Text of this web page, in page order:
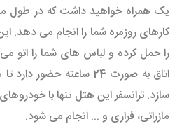
یک همراه خواهید داشت که در طول
کارهای روزمره شما را انجام می دهد.
را حمل کرده و لباس های شما را اتو
اتاق به صورت 24 ساعته
سازد. ترانسفر این هتل تنها با
مازراتی، فراری و ... انجام می شود.